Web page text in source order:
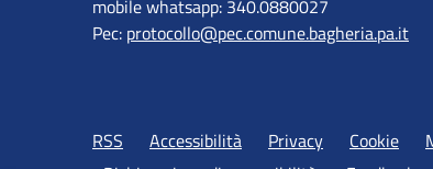
mobile whatsapp: 340.0880027
Pec: protocollo@pec.comune.bagheria.pa.it
RSS Accessibilità Privacy Cookie